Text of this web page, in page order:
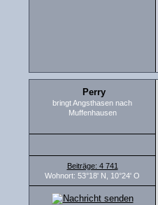
Perry
bringt Angsthasen nach
Muffenhausen
Beiträge: 4 741
Wohnort: 53°18' N, 10°24' O